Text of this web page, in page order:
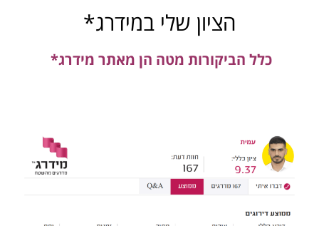
הציון שלי במידרג*
כלל הביקורות מטה הן מאתר מידרג*